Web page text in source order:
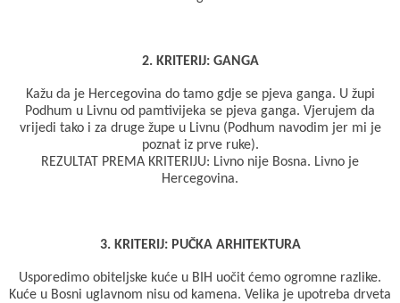
2. KRITERIJ: GANGA
Kažu da je Hercegovina do tamo gdje se pjeva ganga. U župi
Podhum u Livnu od pamtivijeka se pjeva ganga. Vjerujem da
vrijedi tako i za druge župe u Livnu (Podhum navodim jer mi je
poznat iz prve ruke).
REZULTAT PREMA KRITERIJU: Livno nije Bosna. Livno je
Hercegovina.
3. KRITERIJ: PUČKA ARHITEKTURA
Usporedimo obiteljske kuće u BIH uočit ćemo ogromne razlike.
Kuće u Bosni uglavnom nisu od kamena. Velika je upotreba drveta